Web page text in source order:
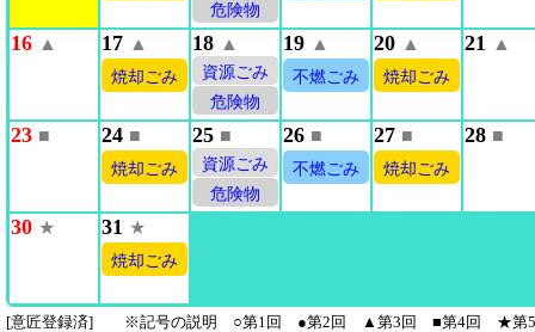
危険物
16 ▲ 17 ▲
焼却ごみ
18 ▲
資源ごみ
危険物
19 ▲
不燃ごみ
20 ▲
焼却ごみ
21 ▲
23 ■ 24 ■
焼却ごみ
25 ■
資源ごみ
危険物
26 ■
不燃ごみ
27 ■
焼却ごみ
28 ■
30 ★ 31 ★
焼却ごみ
[意匠登録済] ※記号の説明 ○第1回 ●第2回 ▲第3回 ■第4回 ★第